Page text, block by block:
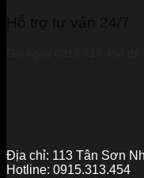
Địa chỉ: 113 Tân Sơn
Hotline: 0915.313.454